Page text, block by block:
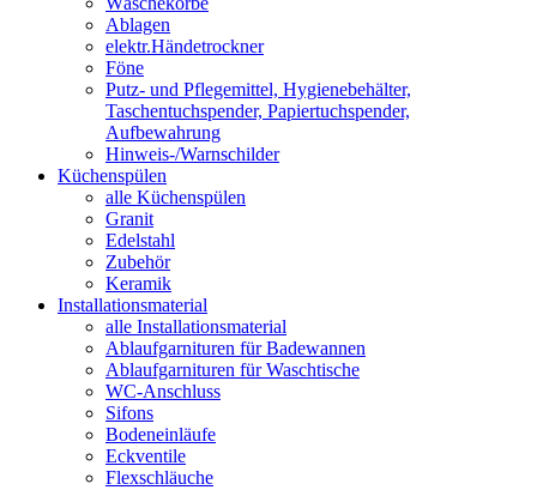
Ablagen
elektr.Händetrockner
Föne
Putz- und Pflegemittel, Hygienebehälter,
Taschentuchspender, Papiertuchspender,
Aufbewahrung
Hinweis-/Warnschilder
Küchenspülen
alle Küchenspülen
Granit
Edelstahl
Zubehör
Keramik
Installationsmaterial
alle Installationsmaterial
Ablaufgarnituren für Badewannen
Ablaufgarnituren für Waschtische
WC-Anschluss
Sifons
Bodeneinläufe
Eckventile
Flexschläuche